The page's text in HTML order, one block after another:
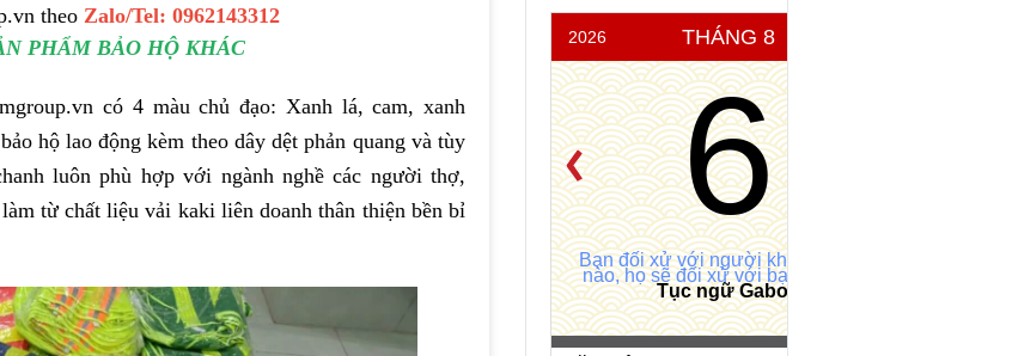
theo Zalo/Tel: 0962143312
PHẨM BẢO HỘ KHÁC
có 4 màu chủ đạo: Xanh lá, cam, xanh
hộ lao động kèm theo dây dệt phản quang và tùy
luôn phù hợp với ngành nghề các người thợ,
từ chất liệu vải kaki liên doanh thân thiện bền bỉ
2026 THÁNG 8
6
Bạn đối xử với người khác như thế
nào, họ sẽ đối xử với bạn như vậy
Tục ngữ Gabon